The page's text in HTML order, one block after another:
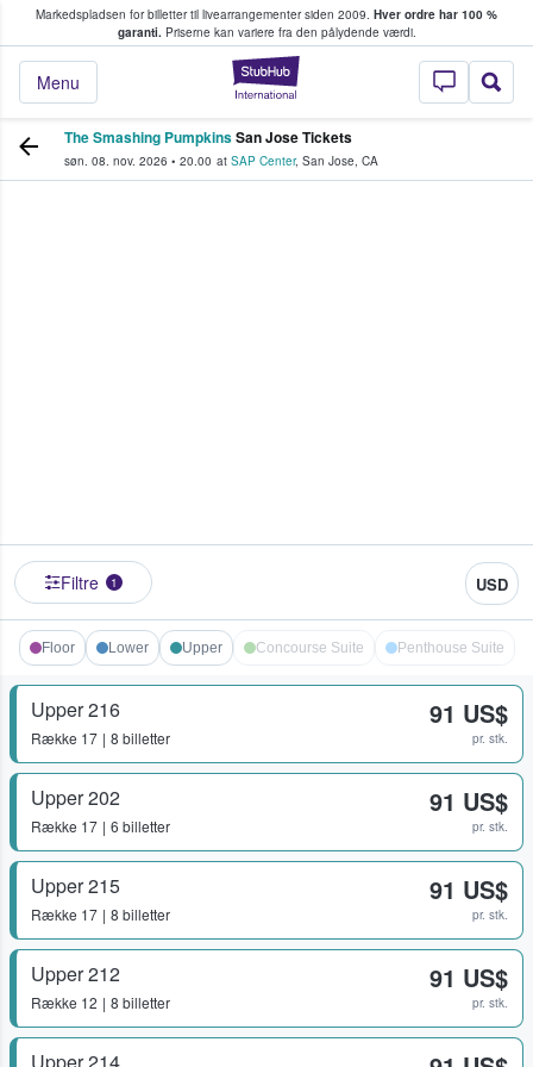
Markedspladsen for billetter til livearrangementer siden 2009. Hver ordre har 100 %
garanti.Priserne kan variere fra den pålydende værdi.
StubHub - Hvor
Menu
køber og sælger billetter
The Smashing PumpkinsSan Jose Tickets
søn. 08. nov. 2026 • 20.00 at SAP Center, San Jose, CA
Filtre 1 USD
Floor Lower Upper Concourse Suite Penthouse Suite
Upper 216
Række 17 8 billetter
91 US$
pr. stk.
Upper 202
Række 17 6 billetter
91 US$
pr. stk.
Upper 215
Række 17 8 billetter
91 US$
pr. stk.
Upper 212
Række 12 8 billetter
91 US$
pr. stk.